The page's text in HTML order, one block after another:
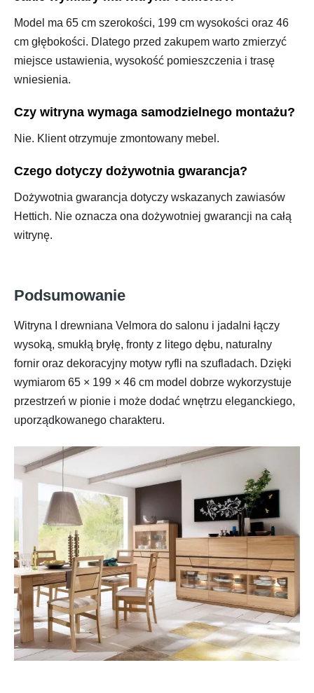
Model ma 65 cm szerokości, 199 cm wysokości oraz 46
cm głębokości. Dlatego przed zakupem warto zmierzyć
miejsce ustawienia, wysokość pomieszczenia i trasę
wniesienia.
Czy witryna wymaga samodzielnego montażu?
Nie. Klient otrzymuje zmontowany mebel.
Czego dotyczy dożywotnia gwarancja?
Dożywotnia gwarancja dotyczy wskazanych zawiasów
Hettich. Nie oznacza ona dożywotniej gwarancji na całą
witrynę.
Podsumowanie
Witryna I drewniana Velmora do salonu i jadalni łączy
wysoką, smukłą bryłę, fronty z litego dębu, naturalny
fornir oraz dekoracyjny motyw ryfli na szufladach. Dzięki
wymiarom 65 × 199 × 46 cm model dobrze wykorzystuje
przestrzeń w pionie i może dodać wnętrzu eleganckiego,
uporządkowanego charakteru.